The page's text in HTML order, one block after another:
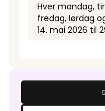
Hver mandag,
fredag, lørdag
14. mai 2026 til